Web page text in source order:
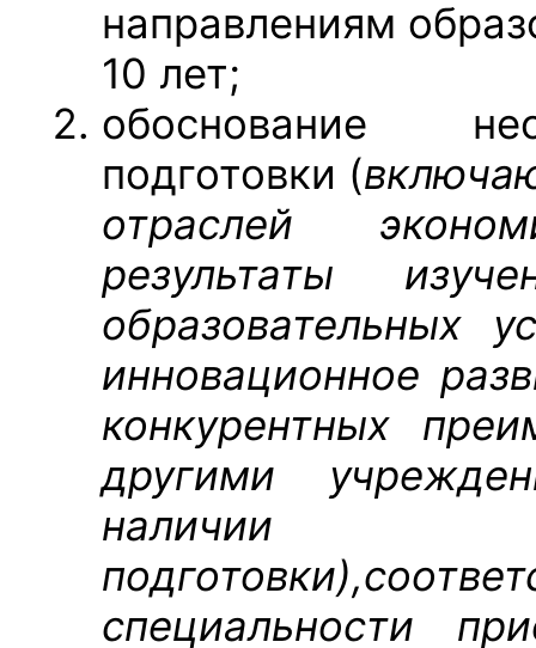
направлениям
10 лет;
обоснование
подготовки (
отраслей
результаты
образовательных
инновационное
конкурентных
другими
наличии
подготовки),
специальности